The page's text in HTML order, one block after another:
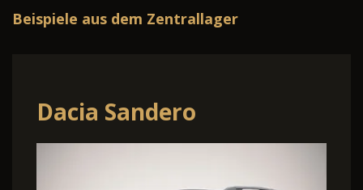
Beispiele aus dem Zentrallager